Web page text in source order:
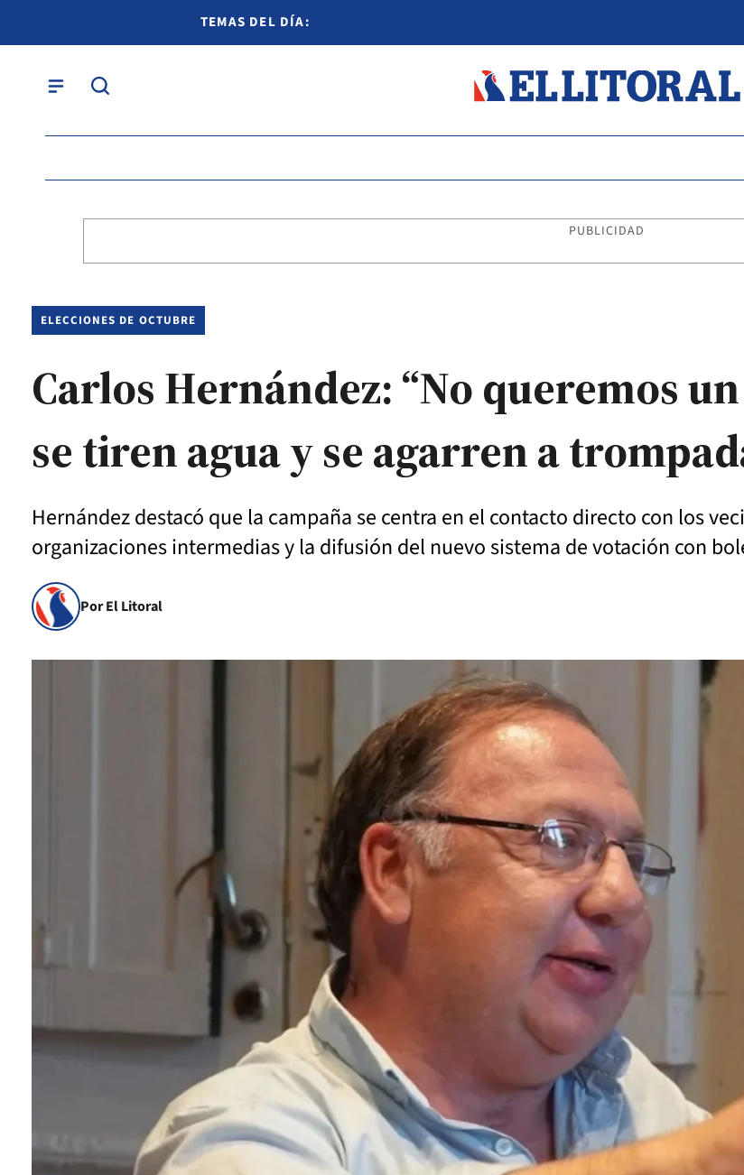
TEMAS DEL DÍA:
PUBLICIDAD
ELECCIONES DE OCTUBRE
Carlos Hernández: “No queremos
se tiren agua y se agarren a
Hernández destacó que la campaña se centra en el contacto directo con los
organizaciones intermedias y la difusión del nuevo sistema de votación con
Por El Litoral